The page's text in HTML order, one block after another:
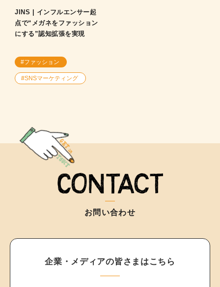
JINS | インフルエンサー起
点で“メガネをファッション
にする”認知拡張を実現
#ファッション
#SNSマーケティング
お問い合わせ
企業・メディアの皆さまはこちら